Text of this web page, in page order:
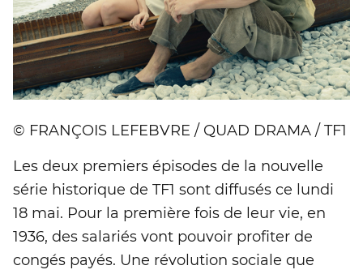
© FRANÇOIS LEFEBVRE / QUAD DRAMA / TF1
Les deux premiers épisodes de la nouvelle
série historique de TF1 sont diffusés ce lundi
18 mai. Pour la première fois de leur vie, en
1936, des salariés vont pouvoir profiter de
congés payés. Une révolution sociale que